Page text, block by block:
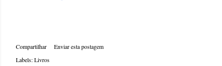
Compartilhar
Enviar esta postagem
Labels:Livros